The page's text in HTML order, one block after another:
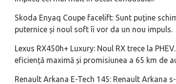
Skoda Enyaq Coupe facelift: Sunt puține
puternice și noul soft îi vor da un nou impuls.
Lexus RX450h+ Luxury: Noul RX trece la
eficiență maximă și promisiunea a 65 km de
Renault Arkana E-Tech 145: Renault Arkana